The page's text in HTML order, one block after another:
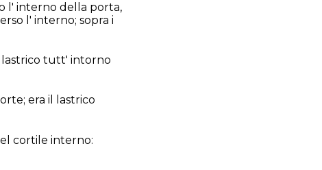
l' interno della porta,
l' interno; sopra i
lastrico tutt' intorno
era il lastrico
cortile interno: